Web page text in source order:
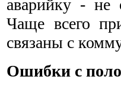
аварийку - не
Чаще всего
связаны с
Ошибки с